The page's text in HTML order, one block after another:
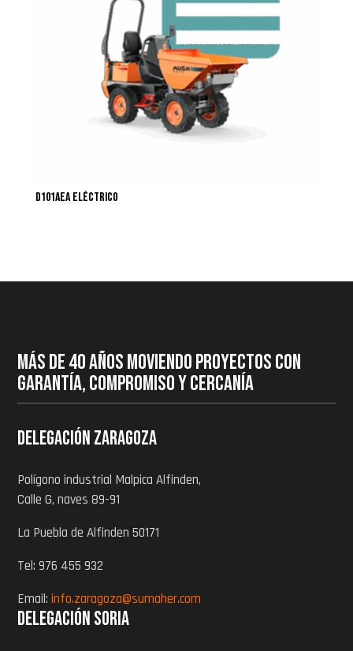
D101AEA Eléctrico
MÁS DE 40 AÑOS MOVIENDO PROYECTOS CON
GARANTÍA, COMPROMISO Y CERCANÍA
Delegación zaragoza
Polígono industrial Malpica Alfinden,
Calle G, naves 89-91
La Puebla de Alfinden 50171
Tel: 976 455 932
Email:info.zaragoza@sumaher.com
Delegación Soria